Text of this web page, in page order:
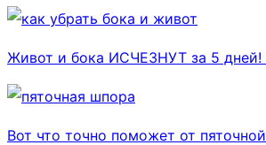
Живот и бока ИСЧЕЗНУТ за 5 дней!
Вот что точно поможет от